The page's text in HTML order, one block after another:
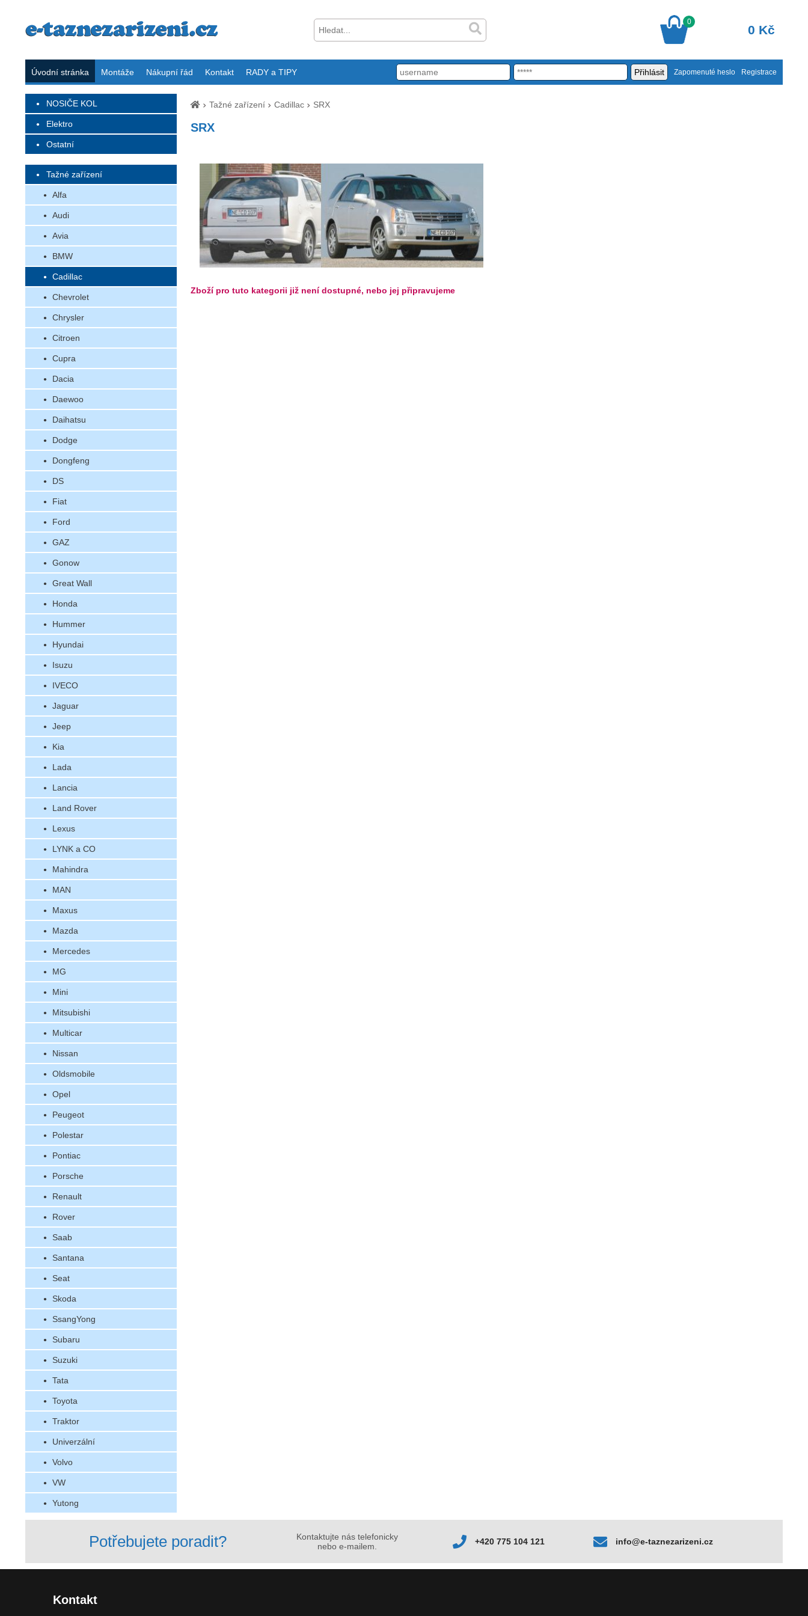
0
0 Kč
Úvodní stránka Montáže Nákupní řád Kontakt RADY a TIPY Zapomenuté heslo Registrace
NOSIČE KOL
Elektro
Ostatní
Tažné zařízení
Alfa
Audi
Avia
BMW
Cadillac
Chevrolet
Chrysler
Citroen
Cupra
Dacia
Daewoo
Daihatsu
Dodge
Dongfeng
DS
Fiat
Ford
GAZ
Gonow
Great Wall
Honda
Hummer
Hyundai
Isuzu
IVECO
Jaguar
Jeep
Kia
Lada
Lancia
Land Rover
Lexus
LYNK a CO
Mahindra
MAN
Maxus
Mazda
Mercedes
MG
Mini
Mitsubishi
Multicar
Nissan
Oldsmobile
Opel
Peugeot
Polestar
Pontiac
Porsche
Renault
Rover
Saab
Santana
Seat
Skoda
SsangYong
Subaru
Suzuki
Tata
Toyota
Traktor
Univerzální
Volvo
VW
Yutong
Tažné zařízení Cadillac SRX
SRX
Zboží pro tuto kategorii již není dostupné, nebo jej připravujeme
Potřebujete poradit?
Kontaktujte nás telefonicky
nebo e-mailem.
+420 775 104 121 info@e-taznezarizeni.cz
Kontakt